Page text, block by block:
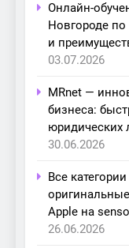
Онлайн-
Новгороде
и
03.07.2026
MRnet —
бизнеса:
юридических
30.06.2026
Все
Apple на
26.06.2026